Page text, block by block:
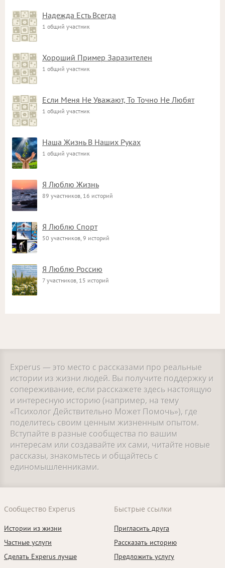
Надежда Есть Всегда
1 общий участник
Хороший Пример Заразителен
1 общий участник
Если Меня Не Уважают, То Точно Не Любят
1 общий участник
Наша Жизнь В Наших Руках
1 общий участник
Я Люблю Жизнь
89 участников, 16 историй
Я Люблю Спорт
50 участников, 9 историй
Я Люблю Россию
7 участников, 15 историй
Experus — это место с рассказами про реальные
истории из жизни людей. Вы получите поддержку и
сопереживание, если расскажете здесь настоящую
и интересную историю (например, на тему
«Психолог Действительно Может Помочь»), где
поделитесь своим ценным жизненным опытом.
Вступайте в разные сообщества по вашим
интересам или создавайте их сами, читайте новые
рассказы, знакомьтесь и общайтесь с
единомышленниками.
Сообщество Experus
Истории из жизни
Частные услуги
Сделать Experus лучше
Быстрые ссылки
Пригласить друга
Рассказать историю
Предложить услугу